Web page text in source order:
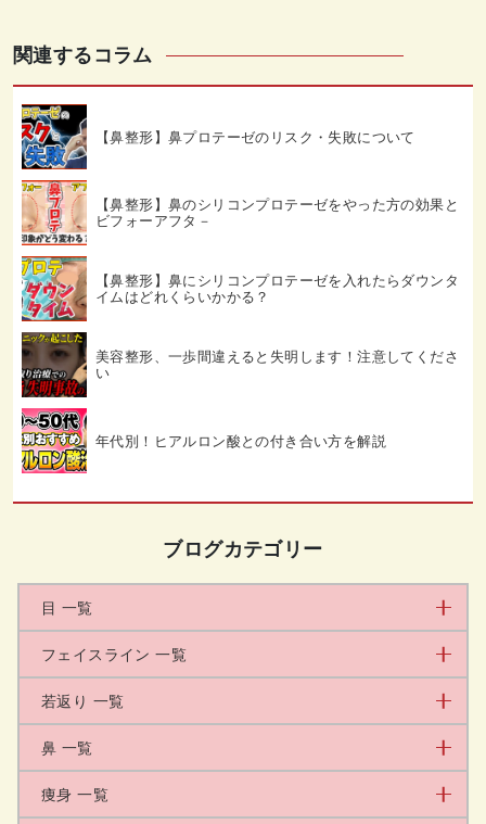
関連するコラム
【鼻整形】鼻プロテーゼのリスク・失敗について
【鼻整形】鼻のシリコンプロテーゼをやった方の効果と
ビフォーアフタ－
【鼻整形】鼻にシリコンプロテーゼを入れたらダウンタ
イムはどれくらいかかる？
美容整形、一歩間違えると失明します！注意してくださ
い
年代別！ヒアルロン酸との付き合い方を解説
ブログカテゴリー
目 一覧
フェイスライン 一覧
若返り 一覧
鼻 一覧
痩身 一覧